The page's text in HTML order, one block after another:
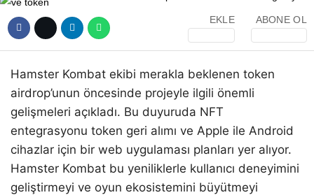
EKLE ABONE OL
Hamster Kombat ekibi merakla beklenen token
airdrop’unun öncesinde projeyle ilgili önemli
gelişmeleri açıkladı. Bu duyuruda NFT
entegrasyonu token geri alımı ve Apple ile Android
cihazlar için bir web uygulaması planları yer alıyor.
Hamster Kombat bu yeniliklerle kullanıcı deneyimini
geliştirmeyi ve oyun ekosistemini büyütmeyi